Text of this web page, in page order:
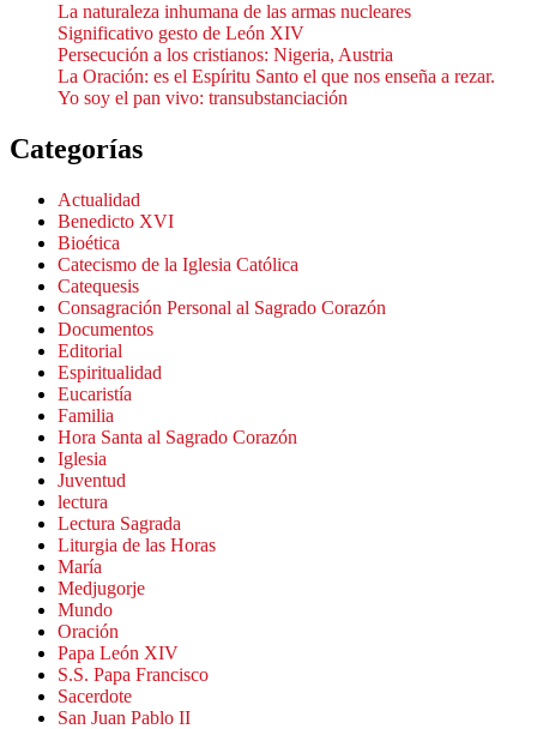
La naturaleza inhumana de las armas nucleares
Significativo gesto de León XIV
Persecución a los cristianos: Nigeria, Austria
La Oración: es el Espíritu Santo el que nos enseña a rezar.
Yo soy el pan vivo: transubstanciación
Categorías
Actualidad
Benedicto XVI
Bioética
Catecismo de la Iglesia Católica
Catequesis
Consagración Personal al Sagrado Corazón
Documentos
Editorial
Espiritualidad
Eucaristía
Familia
Hora Santa al Sagrado Corazón
Iglesia
Juventud
lectura
Lectura Sagrada
Liturgia de las Horas
María
Medjugorje
Mundo
Oración
Papa León XIV
S.S. Papa Francisco
Sacerdote
San Juan Pablo II